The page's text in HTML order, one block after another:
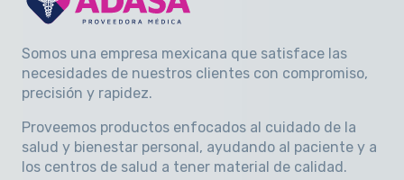
Somos una empresa mexicana que satisface las
necesidades de nuestros clientes con compromiso,
precisión y rapidez.
Proveemos productos enfocados al cuidado de la
salud y bienestar personal, ayudando al paciente y a
los centros de salud a tener material de calidad.